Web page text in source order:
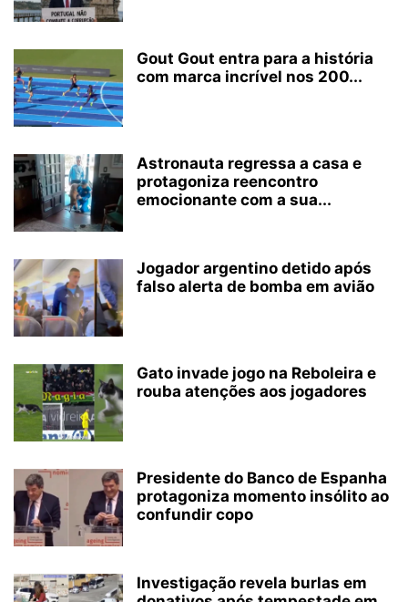
Gout Gout entra para a história
com marca incrível nos 200...
Astronauta regressa a casa e
protagoniza reencontro
emocionante com a sua...
Jogador argentino detido após
falso alerta de bomba em avião
Gato invade jogo na Reboleira e
rouba atenções aos jogadores
Presidente do Banco de Espanha
protagoniza momento insólito ao
confundir copo
Investigação revela burlas em